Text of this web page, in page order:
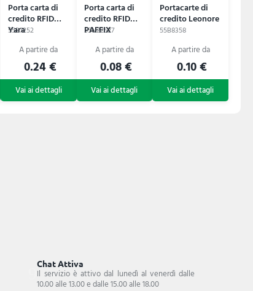
Porta carta di
credito RFID
Yara
55B7252
0.24 €
Porta carta di
credito RFID
PAFFIX
55N22527
0.08 €
Portacarte di
credito Leonore
55B8358
0.10 €
Chat Attiva
Il servizio è attivo dal lunedì al venerdì dalle
10.00 alle 13.00 e dalle 15.00 alle 18.00